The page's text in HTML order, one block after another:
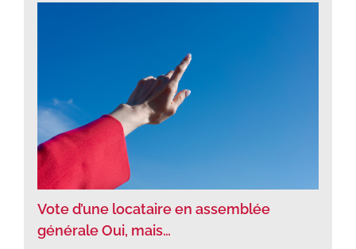
Vote d’une locataire en assemblée
générale Oui, mais…